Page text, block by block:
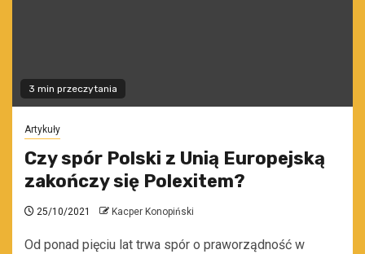
3 min przeczytania
Artykuły
Czy spór Polski z Unią Europejską
zakończy się Polexitem?
25/10/2021 Kacper Konopiński
Od ponad pięciu lat trwa spór o praworządność w